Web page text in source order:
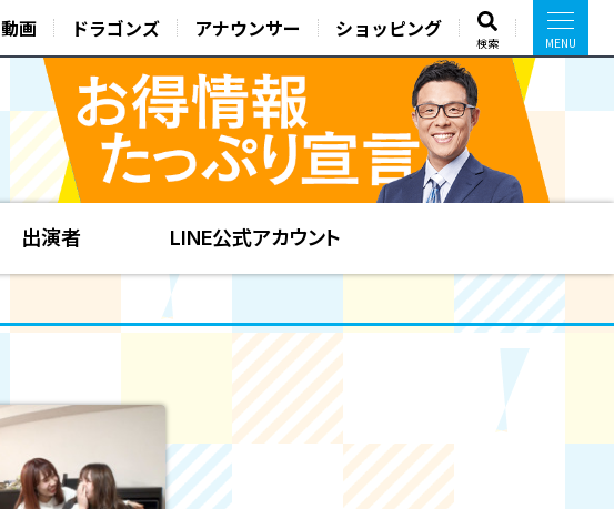
動画 ドラゴンズ アナウンサー ショッピング
検索
出演者 LINE公式アカウント